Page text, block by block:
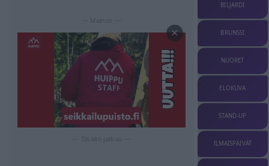
— Mainos —
×
BILJARDI
BRUNSSI
NUORET
ELOKUVA
STAND-UP
ILMAISPÄIVÄT